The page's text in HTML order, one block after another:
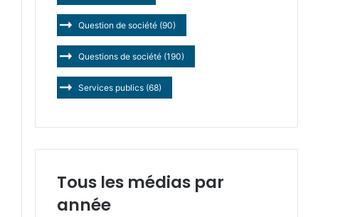
Question de société (90)
Questions de société (190)
Services publics (68)
Tous les médias par
année